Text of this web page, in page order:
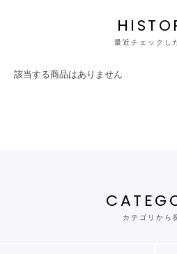
最近チェックし
該当する商品はありません
カテゴリから